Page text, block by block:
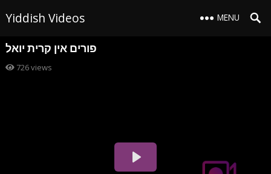
Yiddish Videos MENU
פורים אין קרית יואל
726views